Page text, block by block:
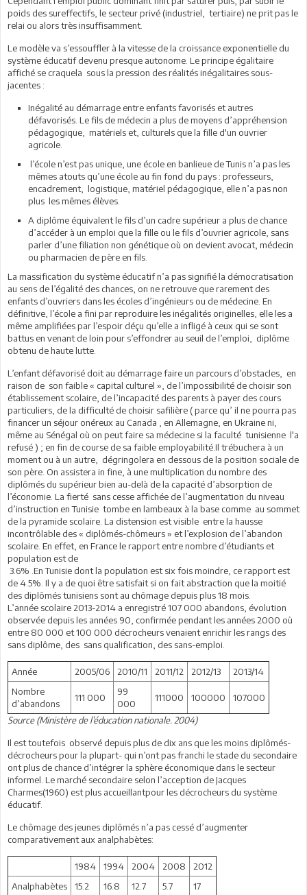
poids des sureffectifs, le secteur privé (industriel, tertiaire) ne prit pas le
relai ou alors très insuffisamment.
Le modèle va s’essouffler à la vitesse de la croissance exponentielle du
système éducatif devenu presque autonome. Le principe égalitaire
affiché se craquela sous la pression des réalités inégalitaires sous-
jacentes :
Inégalité au démarrage entre enfants favorisés et autres
défavorisés. Le fils de médecin a plus de moyens d’appréhension
pédagogique, matériels et, culturels que la fille d'un ouvrier
agricole.
l’école n’est pas unique, une école en banlieue de Tunis n’a pas les
mêmes atouts qu’une école au fin fond du pays : professeurs,
encadrement, logistique, matériel pédagogique, elle n’a pas non
plus les mêmes élèves.
A diplôme équivalent le fils d’un cadre supérieur a plus de chance
d’accéder à un emploi que la fille ou le fils d’ouvrier agricole, sans
parler d’une filiation non génétique où on devient avocat, médecin
ou pharmacien de père en fils.
La massification du système éducatif n’a pas signifié la démocratisation
au sens de l’égalité des chances, on ne retrouve que rarement des
enfants d’ouvriers dans les écoles d’ingénieurs ou de médecine. En
définitive, l’école a fini par reproduire les inégalités originelles, elle les a
même amplifiées par l’espoir déçu qu’elle a infligé à ceux qui se sont
battus en venant de loin pour s’effondrer au seuil de l’emploi, diplôme
obtenu de haute lutte.
L’enfant défavorisé doit au démarrage faire un parcours d’obstacles, en
raison de son faible « capital culturel », de l’impossibilité de choisir son
établissement scolaire, de l’incapacité des parents à payer des cours
particuliers, de la difficulté de choisir safilière ( parce qu’ il ne pourra pas
financer un séjour onéreux au Canada , en Allemagne, en Ukraine ni,
même au Sénégal où on peut faire sa médecine si la faculté tunisienne l'a
refusé ) ; en fin de course de sa faible employabilité.Il trébuchera à un
moment ou à un autre, dégringolera en dessous de la position sociale de
son père. On assistera in fine, à une multiplication du nombre des
diplômés du supérieur bien au-delà de la capacité d’absorption de
l’économie. La fierté sans cesse affichée de l’augmentation du niveau
d’instruction en Tunisie tombe en lambeaux à la base comme au sommet
de la pyramide scolaire. La distension est visible entre la hausse
incontrôlable des « diplômés-chômeurs » et l’explosion de l’abandon
scolaire. En effet, en France le rapport entre nombre d’étudiants et
population est de
3.6% .En Tunisie dont la population est six fois moindre, ce rapport est
de 4.5%. Il y a de quoi être satisfait si on fait abstraction que la moitié
des diplômés tunisiens sont au chômage depuis plus 18 mois.
L’année scolaire 2013-2014 a enregistré 107 000 abandons, évolution
observée depuis les années 90, confirmée pendant les années 2000 où
entre 80 000 et 100 000 décrocheurs venaient enrichir les rangs des
sans diplôme, des sans qualification, des sans-emploi.
Année 2005/06 2010/11 2011/12 2012/13
2013/14
Nombre
d’abandons
111 000
99
000
111000 100000 107000
Source (Ministère de l’éducation nationale. 2004)
Il est toutefois observé depuis plus de dix ans que les moins diplômés-
décrocheurs pour la plupart- qui n’ont pas franchi le stade du secondaire
ont plus de chance d’intégrer la sphère économique dans le secteur
informel. Le marché secondaire selon l’acception de Jacques
Charmes(1960) est plus accueillantpour les décrocheurs du système
éducatif.
Le chômage des jeunes diplômés n’a pas cessé d’augmenter
comparativement aux analphabètes:
1984 1994 2004 2008
2012
Analphabètes
15.2 16.8 12.7 5.7
17